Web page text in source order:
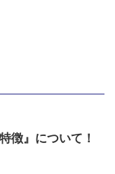
徴』について！